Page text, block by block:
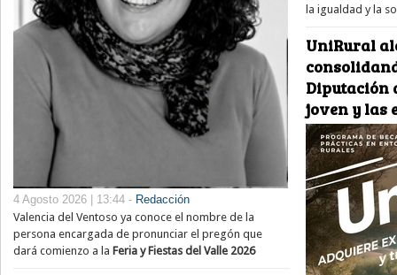
4 Agosto 2026 | 13:44 - Redacción
Valencia del Ventoso ya conoce el nombre de la
persona encargada de pronunciar el pregón que
dará comienzo a la Feria y Fiestas del Valle 2026
la igualdad y la
UniRural
Diputación
joven y las